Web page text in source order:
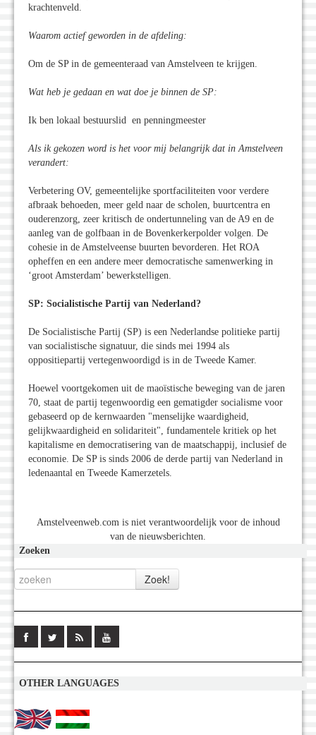
krachtenveld.
Waarom actief geworden in de afdeling:
Om de SP in de gemeenteraad van Amstelveen te krijgen.
Wat heb je gedaan en wat doe je binnen de SP:
Ik ben lokaal bestuurslid en penningmeester
Als ik gekozen word is het voor mij belangrijk dat in Amstelveen
verandert:
Verbetering OV, gemeentelijke sportfaciliteiten voor verdere
afbraak behoeden, meer geld naar de scholen, buurtcentra en
ouderenzorg, zeer kritisch de ondertunneling van de A9 en de
aanleg van de golfbaan in de Bovenkerkerpolder volgen. De
cohesie in de Amstelveense buurten bevorderen. Het ROA
opheffen en een andere meer democratische samenwerking in
‘groot Amsterdam’ bewerkstelligen.
SP: Socialistische Partij van Nederland?
De Socialistische Partij (SP) is een Nederlandse politieke partij
van socialistische signatuur, die sinds mei 1994 als
oppositiepartij vertegenwoordigd is in de Tweede Kamer.
Hoewel voortgekomen uit de maoïstische beweging van de jaren
70, staat de partij tegenwoordig een gematigder socialisme voor
gebaseerd op de kernwaarden "menselijke waardigheid,
gelijkwaardigheid en solidariteit", fundamentele kritiek op het
kapitalisme en democratisering van de maatschappij, inclusief de
economie. De SP is sinds 2006 de derde partij van Nederland in
ledenaantal en Tweede Kamerzetels.
Amstelveenweb.com is niet verantwoordelijk voor de inhoud
van de nieuwsberichten.
Zoeken
OTHER LANGUAGES